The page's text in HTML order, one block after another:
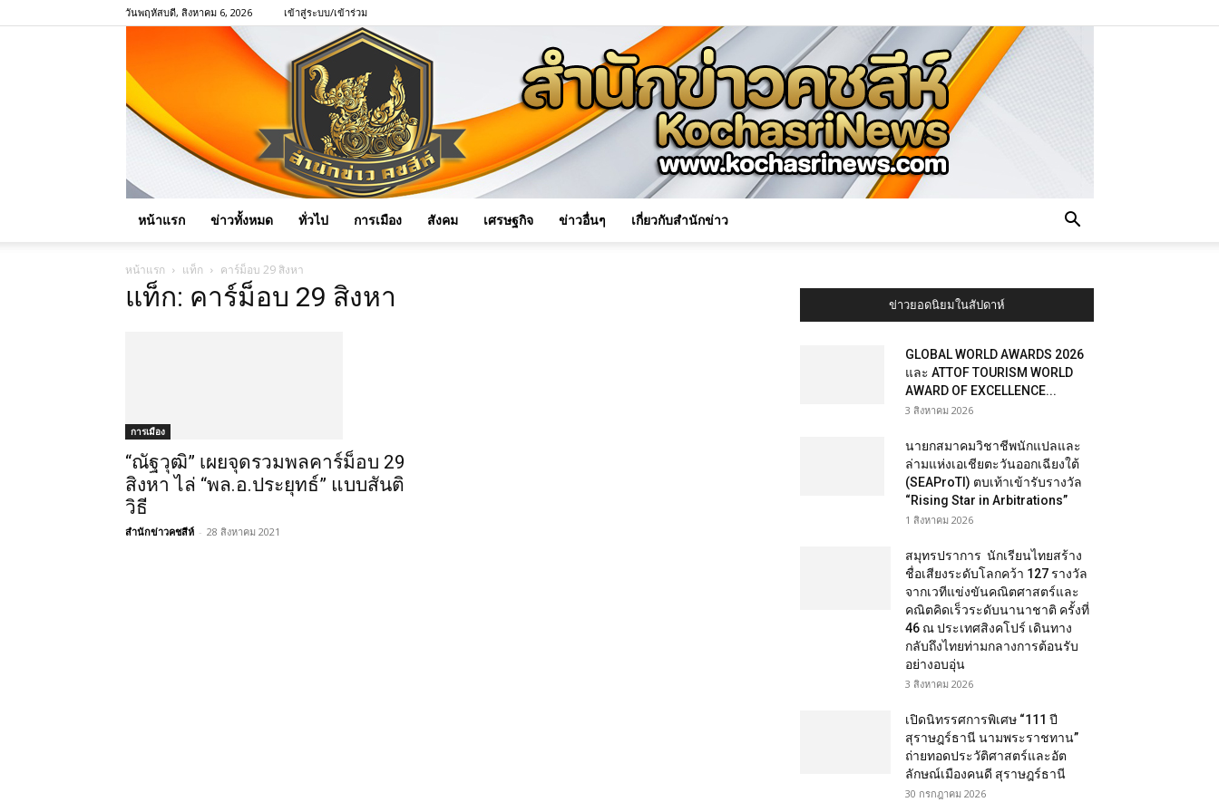
วันพฤหัสบดี, สิงหาคม 6, 2026 เข้าสู่ระบบ/เข้าร่วม
หน้าแรก ข่าวทั้งหมด ทั่วไป การเมือง สังคม เศรษฐกิจ ข่าวอื่นๆ เกี่ยวกับสำนักข่าว
หน้าแรก แท็ก คาร์ม็อบ 29 สิงหา
แท็ก: คาร์ม็อบ 29 สิงหา
การเมือง
“ณัฐวุฒิ” เผยจุดรวมพลคาร์ม็อบ 29
สิงหา ไล่ “พล.อ.ประยุทธ์” แบบสันติ
วิธี
สำนักข่าวคชสีห์ - 28 สิงหาคม 2021
ข่าวยอดนิยมในสัปดาห์
GLOBAL WORLD AWARDS 2026
และ ATTOF TOURISM WORLD
AWARD OF EXCELLENCE...
3 สิงหาคม 2026
นายกสมาคมวิชาชีพนักแปลและ
ล่ามแห่งเอเชียตะวันออกเฉียงใต้
(SEAProTI) ตบเท้าเข้ารับรางวัล
“Rising Star in Arbitrations”
1 สิงหาคม 2026
สมุทรปราการ นักเรียนไทยสร้าง
ชื่อเสียงระดับโลกคว้า 127 รางวัล
จากเวทีแข่งขันคณิตศาสตร์และ
คณิตคิดเร็วระดับนานาชาติ ครั้งที่
46 ณ ประเทศสิงคโปร์ เดินทาง
กลับถึงไทยท่ามกลางการต้อนรับ
อย่างอบอุ่น
3 สิงหาคม 2026
เปิดนิทรรศการพิเศษ “111 ปี
สุราษฎร์ธานี นามพระราชทาน”
ถ่ายทอดประวัติศาสตร์และอัต
ลักษณ์เมืองคนดี สุราษฎร์ธานี
30 กรกฎาคม 2026